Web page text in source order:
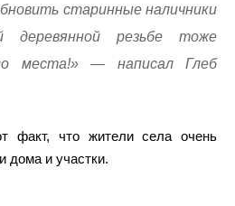
старинные наличники
резьбе тоже
места!» — написал Глеб
факт, что жители села очень
дома и участки.